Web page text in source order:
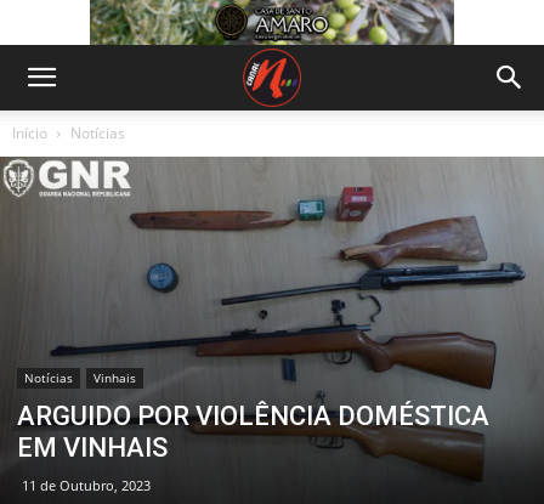
Início Notícias
Notícias Vinhais
ARGUIDO POR VIOLÊNCIA DOMÉSTICA
EM VINHAIS
11 de Outubro, 2023